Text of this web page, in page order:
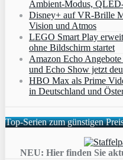
Ambient‑Modus,
Disney+ auf VR-Brille
Vision und Atmos
LEGO Smart Play
ohne Bildschirm startet
Amazon Echo
und Echo Show jetzt
HBO Max als Prime
in Deutschland und
Top-Serien zum günstigen
NEU: Hier finden Sie